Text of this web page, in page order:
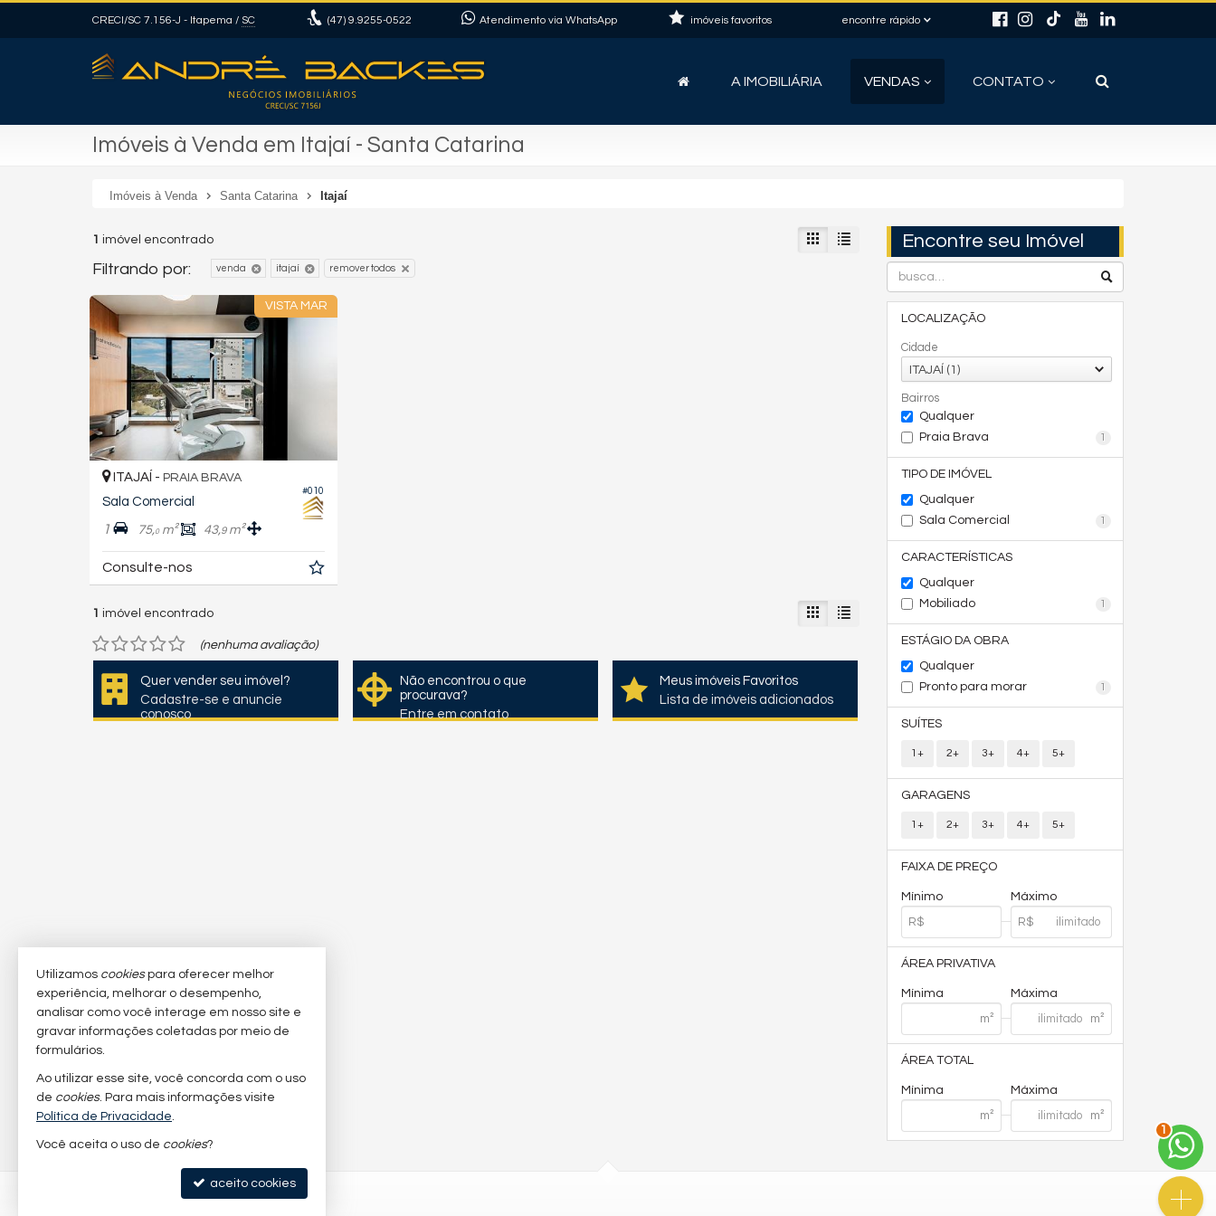
CRECI/SC 7.156-J - Itapema / SC (47) 9.9255-0522 Atendimento via WhatsApp encontre rápido
imóveis favoritos
A IMOBILIÁRIA VENDAS CONTATO
Imóveis à Venda em Itajaí - Santa Catarina
Imóveis à Venda Santa Catarina Itajaí
Encontre seu Imóvel
LOCALIZAÇÃO
Cidade
ITAJAÍ (1)
Bairros
Qualquer
Praia Brava
1
TIPO DE IMÓVEL
Qualquer
Sala Comercial
1
CARACTERÍSTICAS
Qualquer
Mobiliado
1
ESTÁGIO DA OBRA
Qualquer
Pronto para morar
1
SUÍTES
1+ 2+ 3+ 4+ 5+
GARAGENS
1+ 2+ 3+ 4+ 5+
FAIXA DE PREÇO
Mínimo Máximo
ÁREA PRIVATIVA
Mínima Máxima
ÁREA TOTAL
Mínima Máxima
1 imóvel encontrado
Filtrando por: venda itajaí remover todos
VISTA MAR
#010
ITAJAÍ - PRAIA BRAVA
Sala Comercial
1 75,0m² 43,9m²
Consulte-nos
1 imóvel encontrado
(nenhuma avaliação)
Quer vender seu imóvel?
Cadastre-se e anuncie
conosco
Não encontrou o que
procurava?
Entre em contato
Meus imóveis Favoritos
Lista de imóveis adicionados
1
Utilizamos cookiespara oferecer melhor
experiência, melhorar o desempenho,
analisar como você interage em nosso site e
gravar informações coletadas por meio de
formulários.
Ao utilizar esse site, você concorda com o uso
de cookies. Para mais informações visite
Política de Privacidade.
Você aceita o uso de cookies?
aceito cookies